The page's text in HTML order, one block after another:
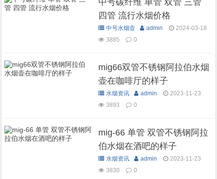
中号碳纤维 单管 双管 三管
四管 流行水烟价格
中号水烟壶 admin
2024-03-18
3885
0
mig66双管不锈钢阿拉伯水烟
壶在咖啡厅的样子
水烟资讯 admin
2023-11-23
3893
0
mig-66 单管 双管不锈钢阿拉
伯水烟在酒吧的样子
水烟资讯 admin
2023-11-23
3830
0